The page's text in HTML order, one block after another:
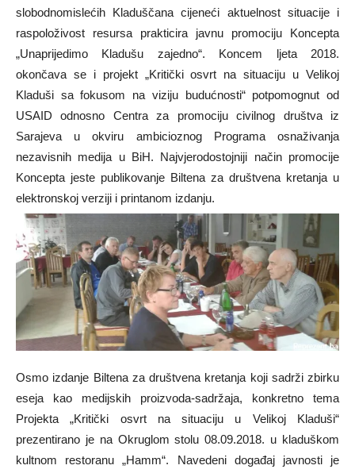
slobodnomislećih Kladuščana cijeneći aktuelnost situacije i
raspoloživost resursa prakticira javnu promociju Koncepta
„Unaprijedimo Kladušu zajedno“. Koncem ljeta 2018.
okončava se i projekt „Kritički osvrt na situaciju u Velikoj
Kladuši sa fokusom na viziju budućnosti“ potpomognut od
USAID odnosno Centra za promociju civilnog društva iz
Sarajeva u okviru ambicioznog Programa osnaživanja
nezavisnih medija u BiH. Najvjerodostojniji način promocije
Koncepta jeste publikovanje Biltena za društvena kretanja u
elektronskoj verziji i printanom izdanju.
Osmo izdanje Biltena za društvena kretanja koji sadrži zbirku
eseja kao medijskih proizvoda-sadržaja, konkretno tema
Projekta „Kritički osvrt na situaciju u Velikoj Kladuši“
prezentirano je na Okruglom stolu 08.09.2018. u kladuškom
kultnom restoranu „Hamm“. Navedeni događaj javnosti je